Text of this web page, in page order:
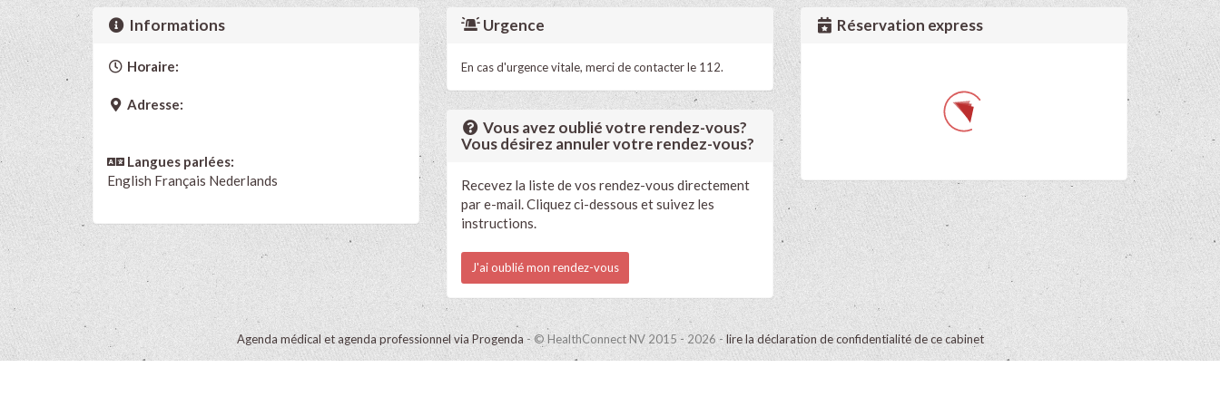
Informations
Horaire:
Adresse:
Langues parlées:
English Français Nederlands
Urgence
En cas d'urgence vitale, merci de contacter le 112.
Vous avez oublié votre rendez-vous?
Vous désirez annuler votre rendez-vous?
Recevez la liste de vos rendez-vous directement
par e-mail. Cliquez ci-dessous et suivez les
instructions.
J'ai oublié mon rendez-vous
Réservation express
Agenda médical et agenda professionnel via Progenda - © HealthConnect NV 2015 - 2026 - lire la déclaration de confidentialité de ce cabinet